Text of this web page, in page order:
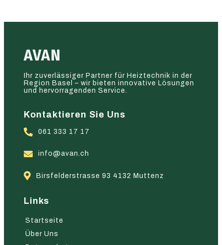
AVAN
Ihr zuverlässiger Partner für Heiztechnik in der
Region Basel – wir bieten innovative Lösungen
und hervorragenden Service.
Kontaktieren Sie Uns
061 333 17 17
info@avan.ch
Birsfelderstrasse 93 4132 Muttenz
Links
Startseite
Über Uns